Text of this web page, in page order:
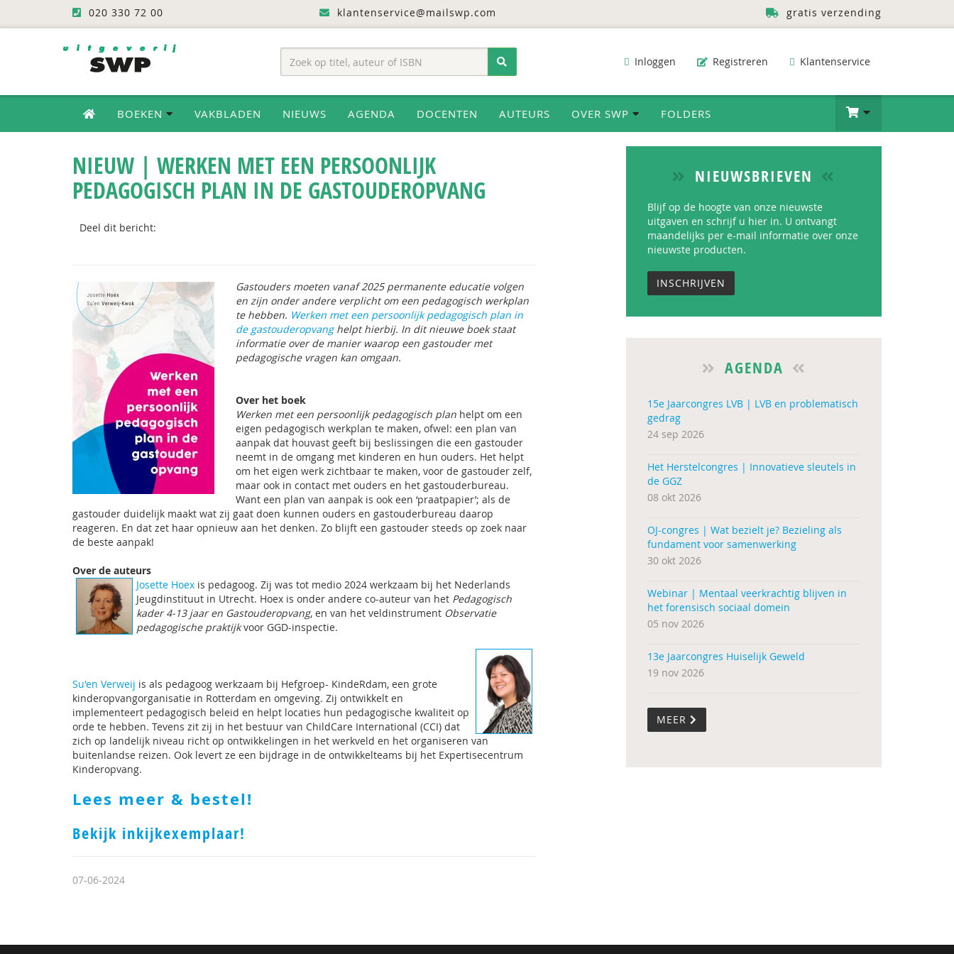
020 330 72 00 klantenservice@mailswp.com gratis verzending
Inloggen Registreren Klantenservice
BOEKEN VAKBLADEN NIEUWS AGENDA DOCENTEN AUTEURS OVER SWP FOLDERS
NIEUW | WERKEN MET EEN PERSOONLIJK
PEDAGOGISCH PLAN IN DE GASTOUDEROPVANG
Deel dit bericht:
Gastouders moeten vanaf 2025 permanente educatie volgen
en zijn onder andere verplicht om een pedagogisch werkplan
te hebben. Werken met een persoonlijk pedagogisch plan in
de gastouderopvanghelpt hierbij. In dit nieuwe boek staat
informatie over de manier waarop een gastouder met
pedagogische vragen kan omgaan.
Over het boek
Werken met een persoonlijk pedagogisch plan helpt om een
eigen pedagogisch werkplan te maken, ofwel: een plan van
aanpak dat houvast geeft bij beslissingen die een gastouder
neemt in de omgang met kinderen en hun ouders. Het helpt
om het eigen werk zichtbaar te maken, voor de gastouder zelf,
maar ook in contact met ouders en het gastouderbureau.
Want een plan van aanpak is ook een ‘praatpapier’; als de
gastouder duidelijk maakt wat zij gaat doen kunnen ouders en gastouderbureau daarop
reageren. En dat zet haar opnieuw aan het denken. Zo blijft een gastouder steeds op zoek naar
de beste aanpak!
Over de auteurs
Josette Hoex is pedagoog. Zij was tot medio 2024 werkzaam bij het Nederlands
Jeugdinstituut in Utrecht. Hoex is onder andere co-auteur van het Pedagogisch
kader 4-13 jaar en Gastouderopvang, en van het veldinstrument Observatie
pedagogische praktijkvoor GGD-inspectie.
Su'en Verweij is als pedagoog werkzaam bij Hefgroep- KindeRdam, een grote
kinderopvangorganisatie in Rotterdam en omgeving. Zij ontwikkelt en
implementeert pedagogisch beleid en helpt locaties hun pedagogische kwaliteit op
orde te hebben. Tevens zit zij in het bestuur van ChildCare International (CCI) dat
zich op landelijk niveau richt op ontwikkelingen in het werkveld en het organiseren van
buitenlandse reizen. Ook levert ze een bijdrage in de ontwikkelteams bij het Expertisecentrum
Kinderopvang.
Lees meer & bestel!
Bekijk inkijkexemplaar!
07-06-2024
NIEUWSBRIEVEN
Blijf op de hoogte van onze nieuwste
uitgaven en schrijf u hier in. U ontvangt
maandelijks per e-mail informatie over onze
nieuwste producten.
INSCHRIJVEN
AGENDA
15e Jaarcongres LVB | LVB en problematisch
gedrag
24 sep 2026
Het Herstelcongres | Innovatieve sleutels in
de GGZ
08 okt 2026
OJ-congres | Wat bezielt je? Bezieling als
fundament voor samenwerking
30 okt 2026
Webinar | Mentaal veerkrachtig blijven in
het forensisch sociaal domein
05 nov 2026
13e Jaarcongres Huiselijk Geweld
19 nov 2026
MEER